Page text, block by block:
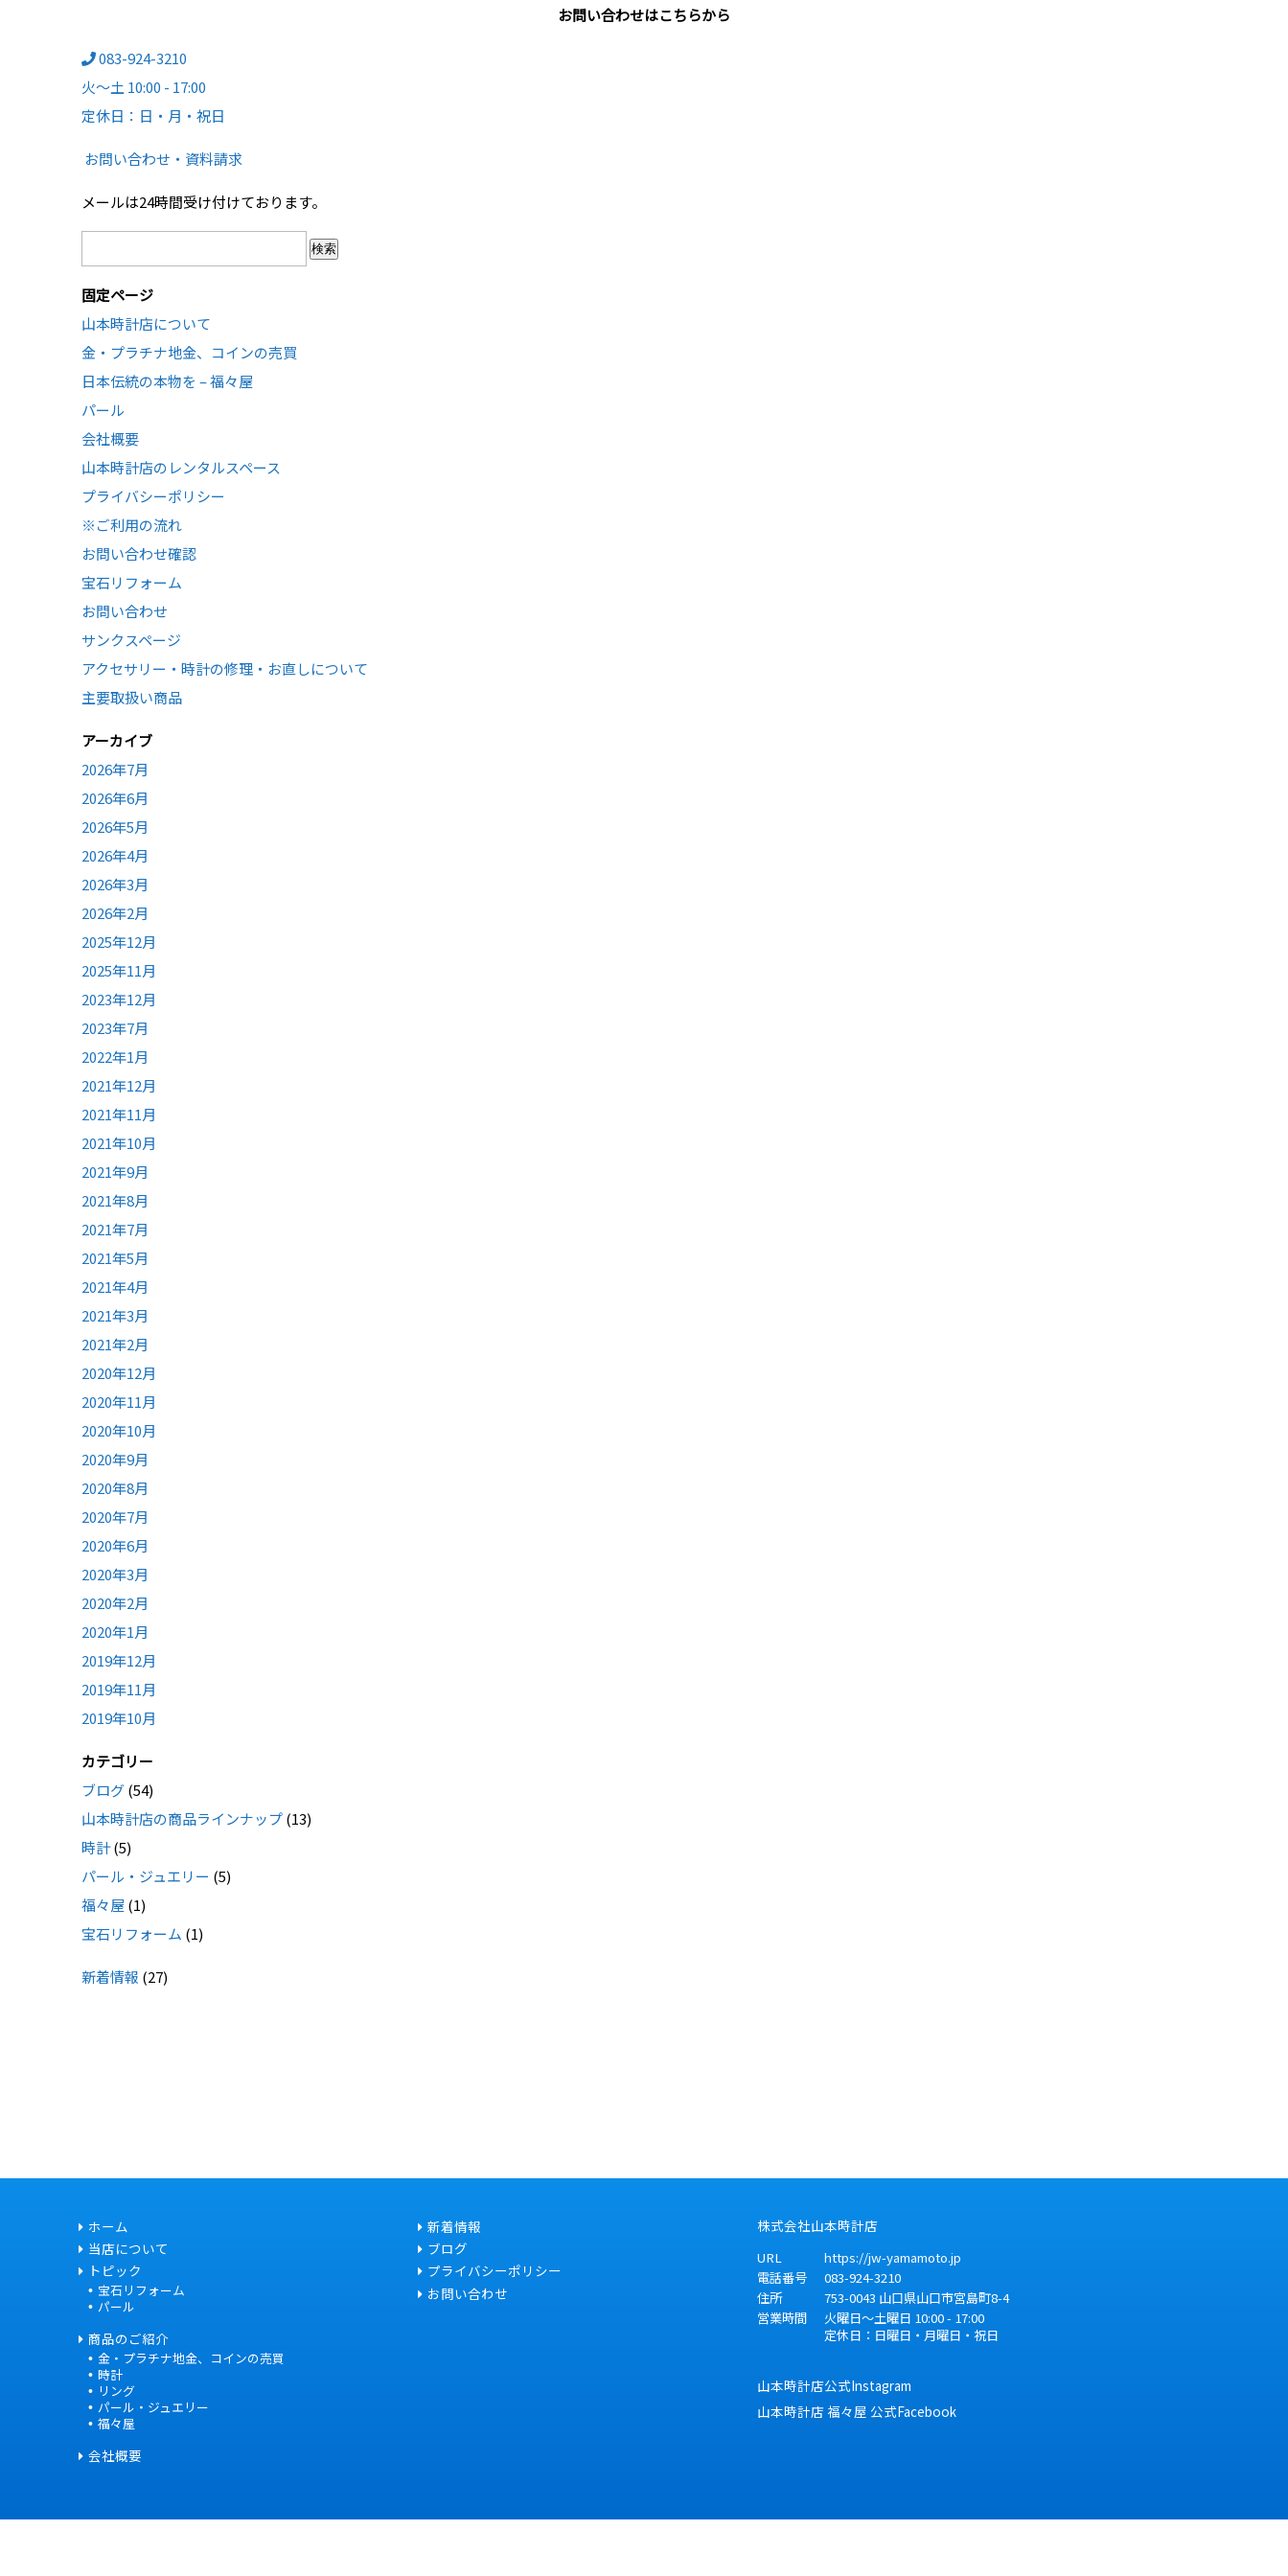
お問い合わせはこちらから
083-924-3210
火～土 10:00 - 17:00
定休日：日・月・祝日
お問い合わせ・資料請求
メールは24時間受け付けております。
索:
固定ページ
山本時計店について
金・プラチナ地金、コインの売買
日本伝統の本物を – 福々屋
パール
会社概要
山本時計店のレンタルスペース
プライバシーポリシー
※ご利用の流れ
お問い合わせ確認
宝石リフォーム
お問い合わせ
サンクスページ
アクセサリー・時計の修理・お直しについて
主要取扱い商品
アーカイブ
2026年7月
2026年6月
2026年5月
2026年4月
2026年3月
2026年2月
2025年12月
2025年11月
2023年12月
2023年7月
2022年1月
2021年12月
2021年11月
2021年10月
2021年9月
2021年8月
2021年7月
2021年5月
2021年4月
2021年3月
2021年2月
2020年12月
2020年11月
2020年10月
2020年9月
2020年8月
2020年7月
2020年6月
2020年3月
2020年2月
2020年1月
2019年12月
2019年11月
2019年10月
カテゴリー
ブログ(54)
山本時計店の商品ラインナップ(13)
時計(5)
パール・ジュエリー (5)
福々屋(1)
宝石リフォーム (1)
新着情報 (27)
ホーム
当店について
トピック
宝石リフォーム
パール
商品のご紹介
金・プラチナ地金、コインの売買
時計
リング
パール・ジュエリー
福々屋
会社概要
新着情報
ブログ
プライバシーポリシー
お問い合わせ
株式会社山本時計店
URL
https://jw-yamamoto.jp
電話番号
083-924-3210
住所
753-0043 山口県山口市宮島町8-4
営業時間
火曜日～土曜日 10:00 - 17:00
定休日：日曜日・月曜日・祝日
山本時計店公式Instagram
山本時計店 福々屋 公式Facebook